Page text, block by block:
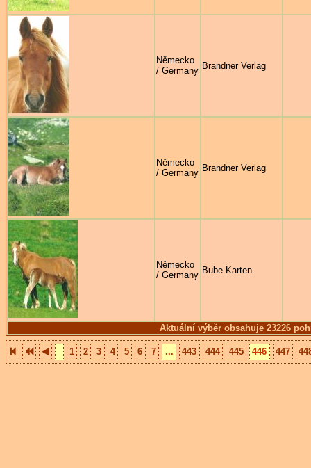
Aktuální výběr obsahuje 23226
Německo
/ Germany Brandner Verlag
Německo
/ Germany Brandner Verlag
Německo
/ Germany Bube Karten
1 2 3 4 5 6 7 ... 443 444 445 446 447